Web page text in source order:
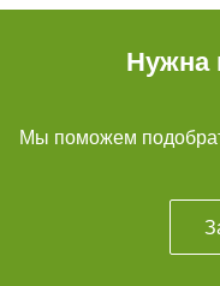
Нужна
Мы поможем